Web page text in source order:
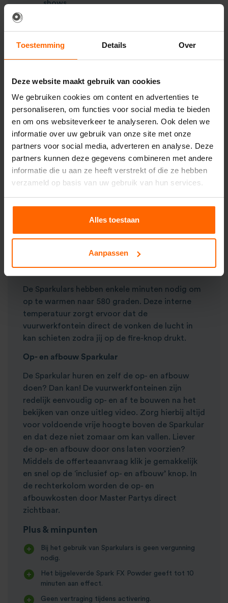
Toestemming Details Over
Deze website maakt gebruik van cookies
We gebruiken cookies om content en advertenties te
personaliseren, om functies voor social media te bieden
en om ons websiteverkeer te analyseren. Ook delen we
informatie over uw gebruik van onze site met onze
partners voor social media, adverteren en analyse. Deze
partners kunnen deze gegevens combineren met andere
informatie die u aan ze heeft verstrekt of die ze hebben
verzameld op basis van uw gebruik van hun services.
Alles toestaan
Aanpassen
shows.
De Sparkular heeft een instelbare output van 2
tot 5 meter. Met de meegeleverde poeder kunt
generen. Waarbij een Gerb effect niet
tussendoor aan en uit kan, kun je de gehuurde
Sparkular tussentijds stoppen en weer activeren.
Hierdoor creëer je een show waarbij je
bijvoorbeeld bij elke opkomst van artiesten de
Sparkulars voor enkele secondes aan kunt
zetten en weer kunt stoppen.
De Showven Sparkular zie je steeds vaker
terugkomen op evenementen. Zo worden ze
vaak ingezet langs een catwalk bij modeshows,
prijsuitreikingen en festivals. Ook voor
vuurwerkfonteinen in combinatie met een
valdoek een mooi wow-effect bij de bezoeker.
De Sparkulars hebben enkele minuten nodig om
op te warmen naar 580 graden. Deze interne
temperatuur zorgt ervoor dat de
vuurwerkfontein direct de vonken de lucht in
kan schieten zodra jij op de fire-knop drukt.
Op- en afbouw Sparkular
De Sparkular huren en zelf de op- en afbouw
doen? Dan kan! De vuurwerkfonteinen zijn
redelijk eenvoudig op- en af te bouwen na het
bekijken van onze uitleg video. Zorg hierbij altijd
voor voldoende vrije hoogte boven de Sparkular
en dat deze niet zomaar om kan vallen. Liever
de op- en afbouw door ons laten voorzien?
Middels de offerteaanvraag klik je gemakkelijk
en snel op de ‘inclusief op- en afbouw’ knop. In
de rechterkolom worden de op- en
afbouwkosten door Master Partys direct
zichtbaar.
Plus & minpunten
Bij het gebruik van Sparkulars is geen vergunning
nodig.
Het bijgeleverde Spark FX Powder geeft tot 10
minuten aan effect.
Geen vertraging tijdens activering.